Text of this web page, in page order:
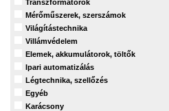
Transzformátorok
Mérőműszerek, szerszámok
Világítástechnika
Villámvédelem
Elemek, akkumulátorok, töltők
Ipari automatizálás
Légtechnika, szellőzés
Egyéb
Karácsony